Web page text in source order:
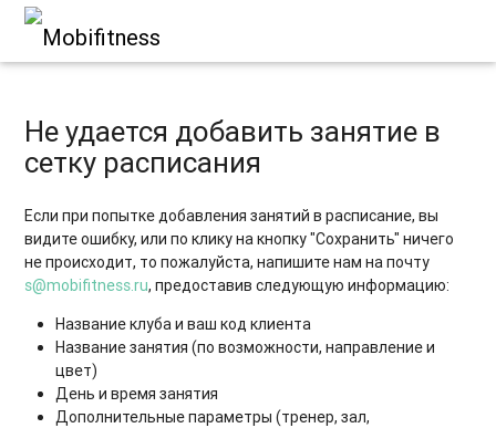
Не удается добавить занятие в
сетку расписания
Если при попытке добавления занятий в расписание, вы
видите ошибку, или по клику на кнопку "Сохранить" ничего
не происходит, то пожалуйста, напишите нам на почту
s@mobifitness.ru, предоставив следующую информацию:
Название клуба и ваш код клиента
Название занятия (по возможности, направление и
цвет)
День и время занятия
Дополнительные параметры (тренер, зал,